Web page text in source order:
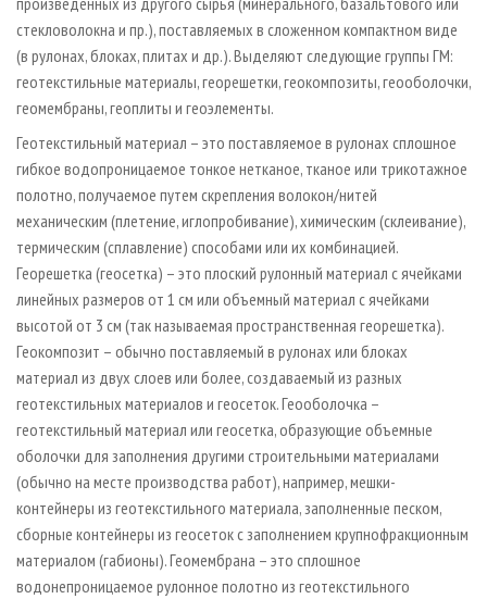
стекловолокна и пр.), поставляемых в сложенном компактном виде
(в рулонах, блоках, плитах и др.). Выделяют следующие группы ГМ:
геотекстильные материалы, георешетки, геокомпозиты, геооболочки,
геомембраны, геоплиты и геоэлементы.
Геотекстильный материал – это поставляемое в рулонах сплошное
гибкое водопроницаемое тонкое нетканое, тканое или трикотажное
полотно, получаемое путем скрепления волокон/нитей
механическим (плетение, иглопробивание), химическим (склеивание),
термическим (сплавление) способами или их комбинацией.
Георешетка (геосетка) – это плоский рулонный материал с ячейками
линейных размеров от 1 см или объемный материал с ячейками
высотой от 3 см (так называемая пространственная георешетка).
Геокомпозит – обычно поставляемый в рулонах или блоках
материал из двух слоев или более, создаваемый из разных
геотекстильных материалов и геосеток. Геооболочка –
геотекстильный материал или геосетка, образующие объемные
оболочки для заполнения другими строительными материалами
(обычно на месте производства работ), например, мешки-
контейнеры из геотекстильного материала, заполненные песком,
сборные контейнеры из геосеток с заполнением крупнофракционным
материалом (габионы). Геомембрана – это сплошное
водонепроницаемое рулонное полотно из геотекстильного